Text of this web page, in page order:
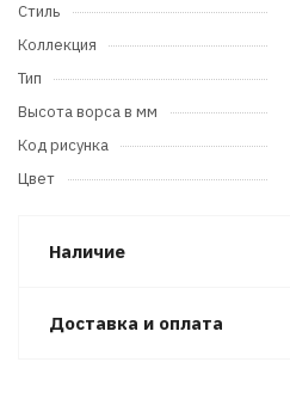
Стиль
Коллекция
Тип
Высота ворса в мм
Код рисунка
Цвет
Наличие
Доставка и оплата